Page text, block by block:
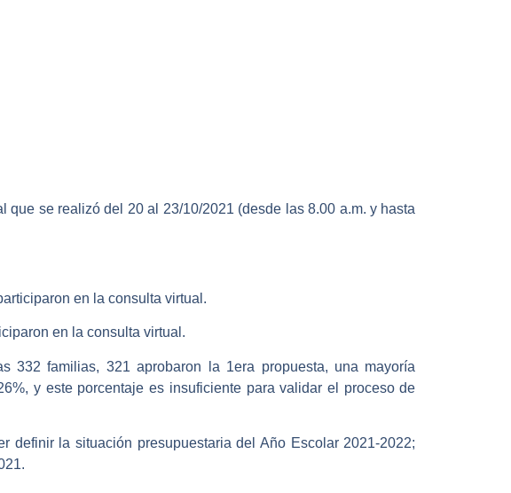
se realizó del 20 al 23/10/2021 (desde las 8.00 a.m. y hasta
en la consulta virtual.
en la consulta virtual.
332 familias, 321 aprobaron la 1era propuesta, una mayoría
y este porcentaje es insuficiente para validar el proceso de
definir la situación presupuestaria del Año Escolar 2021-2022;